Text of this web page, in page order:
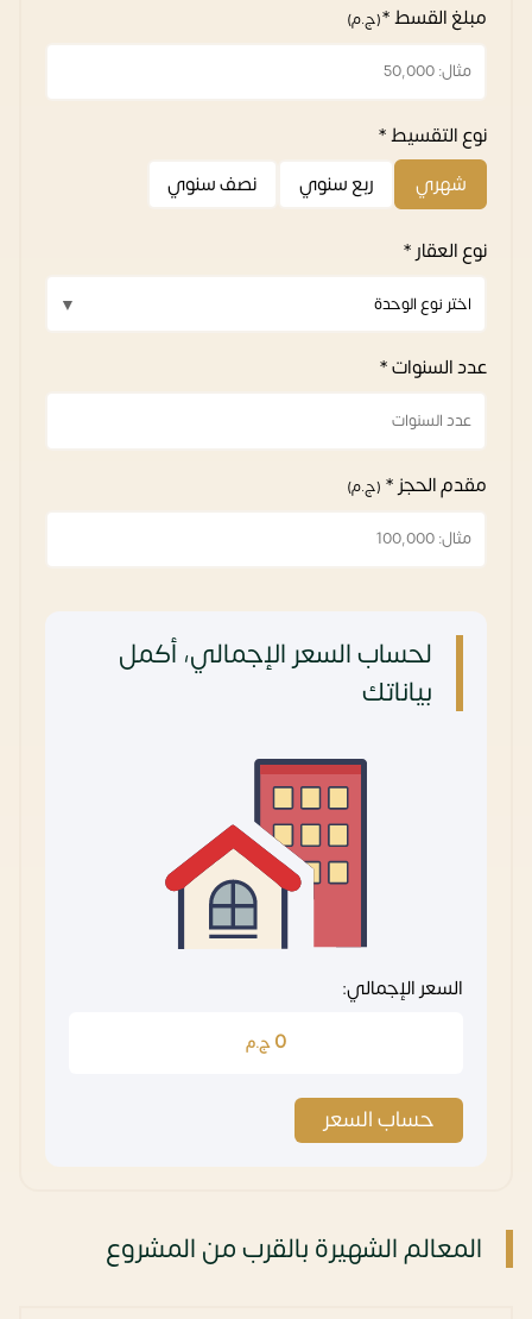
مبلغ القسط *(ج.م)
نوع التقسيط *
شهري
ربع سنوي نصف سنوي
نوع العقار *
عدد السنوات *
مقدم الحجز * (ج.م)
لحساب السعر الإجمالي، أكمل
بياناتك
السعر الإجمالي:
0 ج.م
حساب السعر
المعالم الشهيرة بالقرب من المشروع